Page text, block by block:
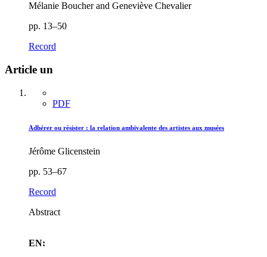
Mélanie Boucher and Geneviève Chevalier
pp. 13–50
Record
Article un
PDF
Adhérer ou résister : la relation ambivalente des artistes aux musées
Jérôme Glicenstein
pp. 53–67
Record
Abstract
EN: